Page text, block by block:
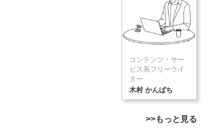
コンテンツ・サー
ビス系フリーライ
ター
木村 かんぱち
>>もっと見る